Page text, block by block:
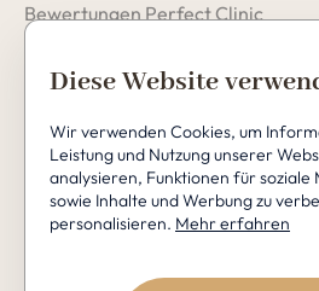
Bewertungen Perfect Clinic
Datenschutzerklärung
Cookies
Diese Website
Wir verwenden Cookies, um
Leistung und Nutzung unserer
analysieren, Funktionen für soziale
sowie Inhalte und Werbung zu
personalisieren. Mehr erfahren